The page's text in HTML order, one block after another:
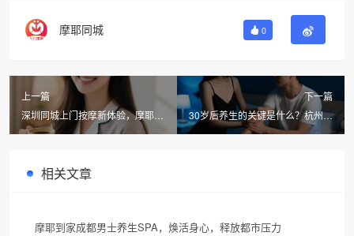
摩耶同城 0
上一篇
深圳同城上门按摩新体验，摩耶到
家柔式spa服务全解析
下一篇
30岁后养生的关键是什么？杭州男
士专属按摩服务推荐——摩耶到家
相关文章
摩耶到家成都男士养生SPA，焕活身心，释放都市压力